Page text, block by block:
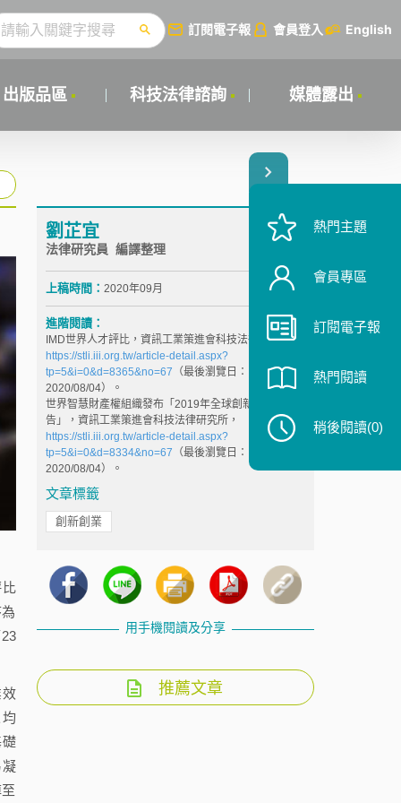
訂閱電子報 會員登入 English
出版品區 科技法律諮詢 媒體露出
劉芷宜
法律研究員 編譯整理
上稿時間： 2020年09月
進階閱讀：
IMD世界人才評比，資訊工業策進會科技法律研究所，
https://stli.iii.org.tw/article-detail.aspx?
tp=5&i=0&d=8365&no=67 （最後瀏覽日：
2020/08/04）。
世界智慧財產權組織發布「2019年全球創新指數報
告」，資訊工業策進會科技法律研究所，
https://stli.iii.org.tw/article-detail.aspx?
tp=5&i=0&d=8334&no=67 （最後瀏覽日：
2020/08/04）。
文章標籤
創新創業
用手機閱讀及分享
推薦文章
熱門主題
會員專區
訂閱電子報
熱門閱讀
稍後閱讀(0)